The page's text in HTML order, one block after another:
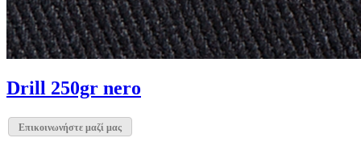
Drill 250gr nero
Επικοινωνήστε μαζί μας